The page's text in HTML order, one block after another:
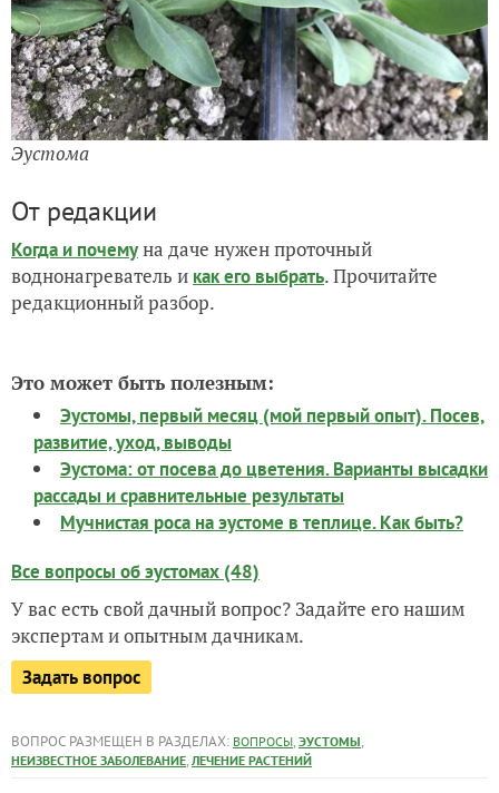
Эустома
От редакции
Когда и почемуна даче нужен проточный
воднонагреватель и как его выбрать. Прочитайте
редакционный разбор.
Это может быть полезным:
Эустомы, первый месяц (мой первый опыт). Посев,
развитие, уход, выводы
Эустома: от посева до цветения. Варианты высадки
рассады и сравнительные результаты
Мучнистая роса на эустоме в теплице. Как быть?
Все вопросы об эустомах (48)
У вас есть свой дачный вопрос? Задайте его нашим
экспертам и опытным дачникам.
Задать вопрос
ВОПРОС РАЗМЕЩЕН В РАЗДЕЛАХ: ВОПРОСЫ, ЭУСТОМЫ,
НЕИЗВЕСТНОЕ ЗАБОЛЕВАНИЕ, ЛЕЧЕНИЕ РАСТЕНИЙ